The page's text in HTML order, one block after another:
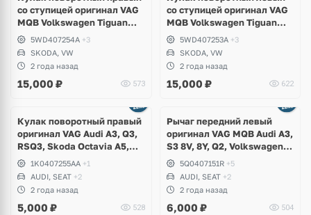
со ступицей оригинал VAG
MQB Volkswagen Tiguan
Allspace, Skoda Kodiaq
5WD407254A +3
SKODA, VW
2 года назад
15,000 ₽ 573
со ступицей оригинал VAG
MQB Volkswagen Tiguan
Allspace, Skoda Kodiaq
5WD407253A +3
SKODA, VW
2 года назад
15,000 ₽ 622
Кулак поворотный правый
оригинал VAG Audi A3, Q3,
RSQ3, Skoda Octavia A5,
Superb, Yeti, Volkswagen
Golf 5, 6, Scirocco, Caddy,
Jetta, Eos, Tiguan, Seat
Altea Freetrack, Leon
1K0407255AA +1
AUDI, SEAT +2
2 года назад
5,000 ₽ 528
Рычаг передний левый
оригинал VAG MQB Audi A3,
S3 8V, 8Y, Q2, Volkswagen
Golf 7, 8, e-Golf, T-Roc, Seat
Leon, Skoda Octavia A7
5Q0407151R +5
AUDI, SEAT +2
2 года назад
6,000 ₽ 504